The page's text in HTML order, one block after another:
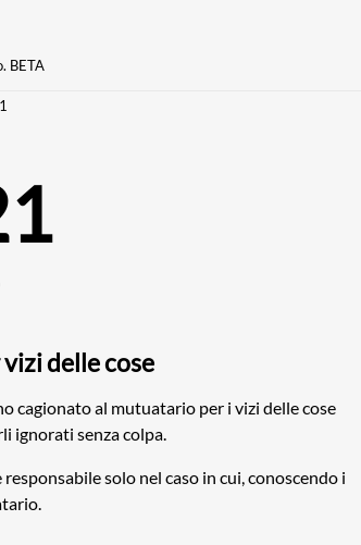
BETA
delle cose
cagionato al mutuatario per i vizi delle cose
ignorati senza colpa.
solo nel caso in cui, conoscendo i